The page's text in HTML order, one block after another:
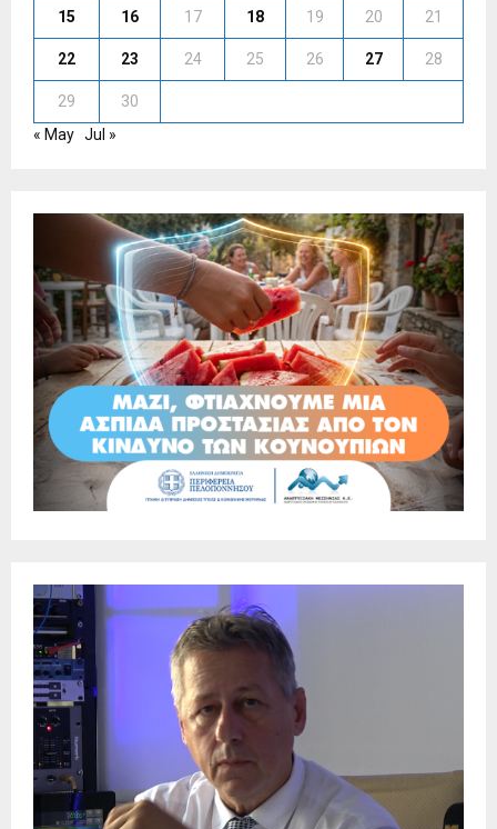
15 16 17 18 19 20 21
22 23 24 25 26 27 28
29
30
« May Jul »